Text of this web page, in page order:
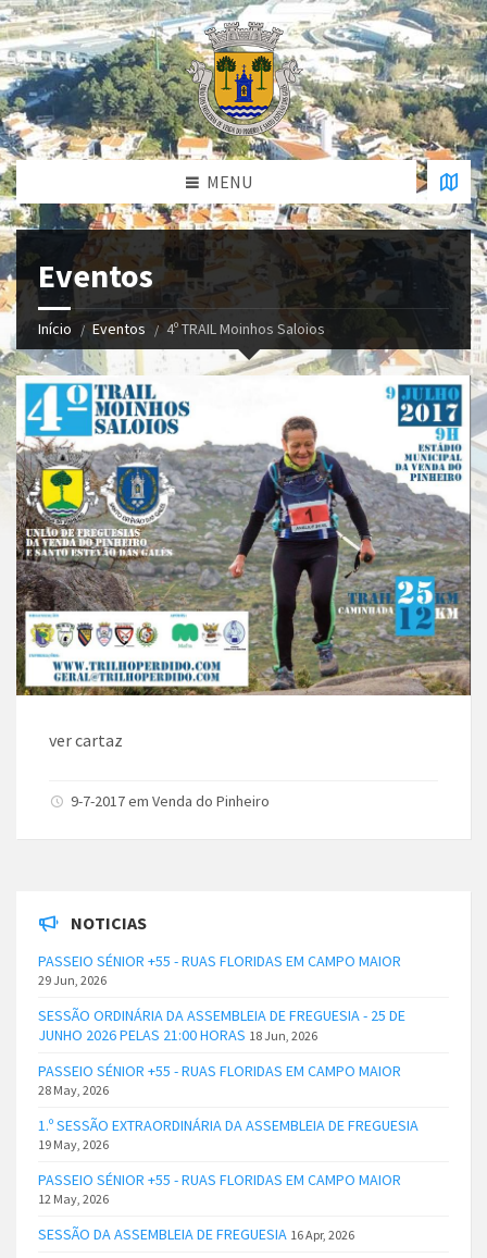
MENU
Eventos
Início Eventos 4º TRAIL Moinhos Saloios
ver cartaz
9-7-2017 em Venda do Pinheiro
NOTICIAS
PASSEIO SÉNIOR +55 - RUAS FLORIDAS EM CAMPO MAIOR
29 Jun, 2026
SESSÃO ORDINÁRIA DA ASSEMBLEIA DE FREGUESIA - 25 DE
JUNHO 2026 PELAS 21:00 HORAS 18 Jun, 2026
PASSEIO SÉNIOR +55 - RUAS FLORIDAS EM CAMPO MAIOR
28 May, 2026
1.º SESSÃO EXTRAORDINÁRIA DA ASSEMBLEIA DE FREGUESIA
19 May, 2026
PASSEIO SÉNIOR +55 - RUAS FLORIDAS EM CAMPO MAIOR
12 May, 2026
SESSÃO DA ASSEMBLEIA DE FREGUESIA 16 Apr, 2026